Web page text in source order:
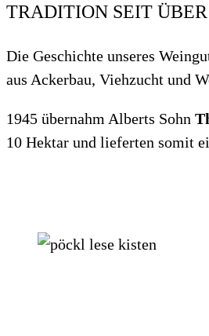
TRADITION SEIT
Die Geschichte unseres
aus Ackerbau, Viehzucht und
1945 übernahm Alberts Sohn
10 Hektar und lieferten somit